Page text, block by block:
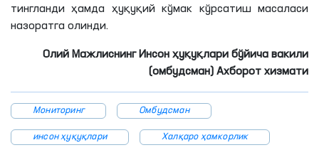
тингланди ҳамда ҳуқуқий кўмак кўрсатиш масаласи
назоратга олинди.
Олий Мажлиснинг Инсон ҳуқуқлари бўйича вакили
(омбудсман) Ахборот хизмати
Мониторинг Омбудсман
инсон ҳуқуқлари Халқаро ҳамкорлик